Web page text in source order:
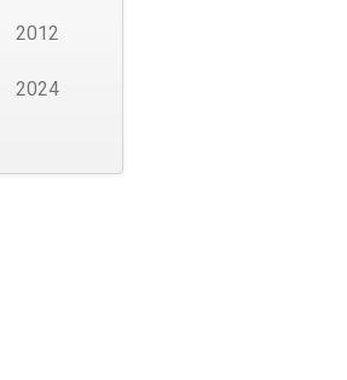
2012
2024